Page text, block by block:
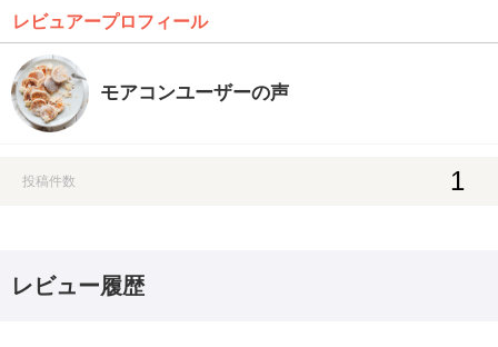
レビュアープロフィール
モアコンユーザーの声
投稿件数 1
レビュー履歴